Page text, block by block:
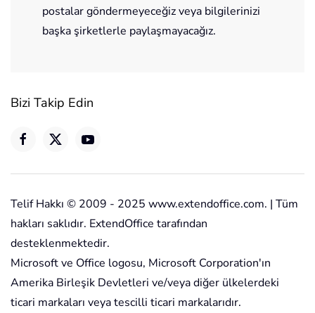
postalar göndermeyeceğiz veya bilgilerinizi
başka şirketlerle paylaşmayacağız.
Bizi Takip Edin
Telif Hakkı © 2009 - 2025 www.extendoffice.com. | Tüm
hakları saklıdır. ExtendOffice tarafından
desteklenmektedir.
Microsoft ve Office logosu, Microsoft Corporation'ın
Amerika Birleşik Devletleri ve/veya diğer ülkelerdeki
ticari markaları veya tescilli ticari markalarıdır.